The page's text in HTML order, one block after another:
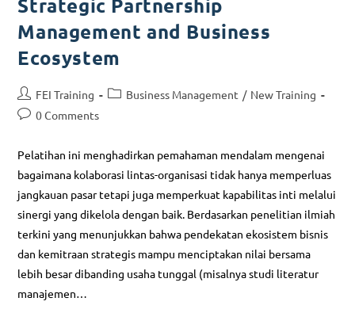
Management and Business
Ecosystem
FEI Training Business Management / New Training
0 Comments
Pelatihan ini menghadirkan pemahaman mendalam mengenai
bagaimana kolaborasi lintas-organisasi tidak hanya memperluas
jangkauan pasar tetapi juga memperkuat kapabilitas inti melalui
sinergi yang dikelola dengan baik. Berdasarkan penelitian ilmiah
terkini yang menunjukkan bahwa pendekatan ekosistem bisnis
dan kemitraan strategis mampu menciptakan nilai bersama
lebih besar dibanding usaha tunggal (misalnya studi literatur
manajemen…